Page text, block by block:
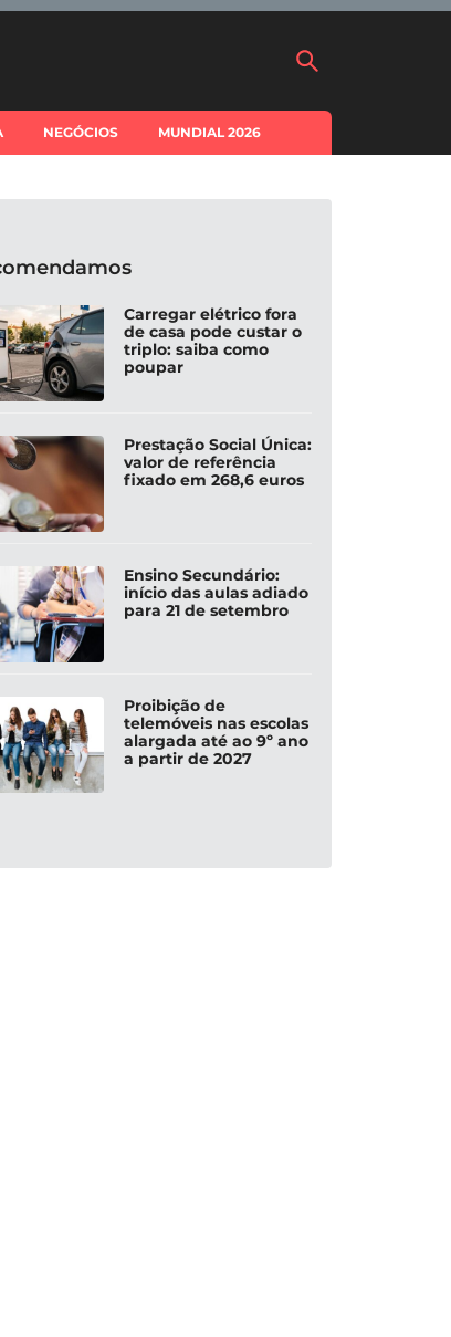
NEGÓCIOS MUNDIAL 2026
Carregar elétrico fora
de casa pode custar o
triplo: saiba como
poupar
Prestação Social Única:
valor de referência
fixado em 268,6 euros
Ensino Secundário:
início das aulas adiado
para 21 de setembro
Proibição de
telemóveis nas escolas
alargada até ao 9º ano
a partir de 2027